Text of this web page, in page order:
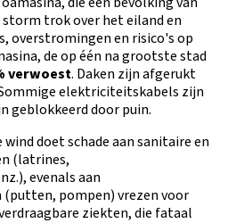
storm trok over het eiland en
overstromingen en risico's op
de op één na grootste stad
verwoest. Daken zijn afgerukt
elektriciteitskabels zijn
geblokkeerd door puin.
doet schade aan sanitaire en
(latrines,
evenals aan
pompen) vrezen voor
ziekten, die fataal